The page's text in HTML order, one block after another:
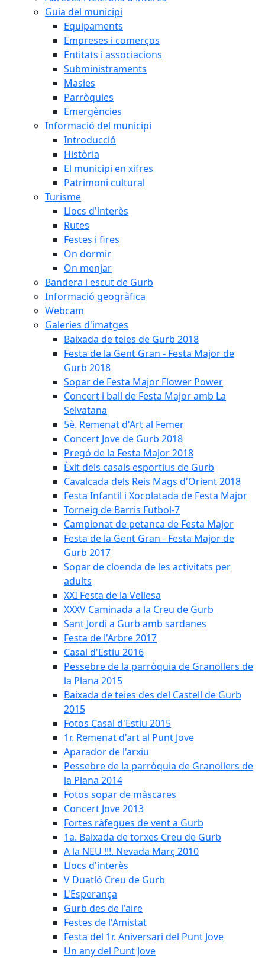
Guia del municipi
Equipaments
Empreses i comerços
Entitats i associacions
Subministraments
Masies
Parròquies
Emergències
Informació del municipi
Introducció
Història
El municipi en xifres
Patrimoni cultural
Turisme
Llocs d'interès
Rutes
Festes i fires
On dormir
On menjar
Bandera i escut de Gurb
Informació geogràfica
Webcam
Galeries d'imatges
Baixada de teies de Gurb 2018
Festa de la Gent Gran - Festa Major de
Gurb 2018
Sopar de Festa Major Flower Power
Concert i ball de Festa Major amb La
Selvatana
5è. Remenat d'Art al Femer
Concert Jove de Gurb 2018
Pregó de la Festa Major 2018
Èxit dels casals esportius de Gurb
Cavalcada dels Reis Mags d'Orient 2018
Festa Infantil i Xocolatada de Festa Major
Torneig de Barris Futbol-7
Campionat de petanca de Festa Major
Festa de la Gent Gran - Festa Major de
Gurb 2017
Sopar de cloenda de les activitats per
adults
XXI Festa de la Vellesa
XXXV Caminada a la Creu de Gurb
Sant Jordi a Gurb amb sardanes
Festa de l'Arbre 2017
Casal d'Estiu 2016
Pessebre de la parròquia de Granollers de
la Plana 2015
Baixada de teies des del Castell de Gurb
2015
Fotos Casal d'Estiu 2015
1r. Remenat d'art al Punt Jove
Aparador de l'arxiu
Pessebre de la parròquia de Granollers de
la Plana 2014
Fotos sopar de màscares
Concert Jove 2013
Fortes ràfegues de vent a Gurb
1a. Baixada de torxes Creu de Gurb
A la NEU !!!. Nevada Març 2010
Llocs d'interès
V Duatló Creu de Gurb
L'Esperança
Gurb des de l'aire
Festes de l'Amistat
Festa del 1r. Aniversari del Punt Jove
Un any del Punt Jove